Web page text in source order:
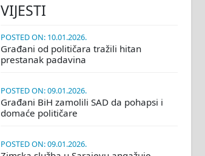
VIJESTI
POSTED ON: 10.01.2026.
Građani od političara tražili hitan
prestanak padavina
POSTED ON: 09.01.2026.
Građani BiH zamolili SAD da pohapsi i
domaće političare
POSTED ON: 09.01.2026.